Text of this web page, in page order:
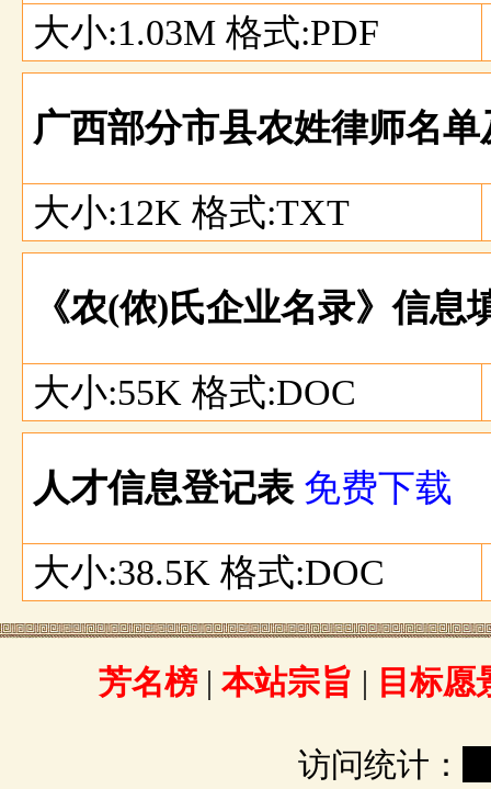
大小:1.03M 格式:PDF
广西部分市县农姓律师名
大小:12K 格式:TXT
《农(侬)氏企业名录》信息
大小:55K 格式:DOC
人才信息登记表 免费下载
大小:38.5K 格式:DOC
芳名榜| 本站宗旨 | 目标愿
访问统计：